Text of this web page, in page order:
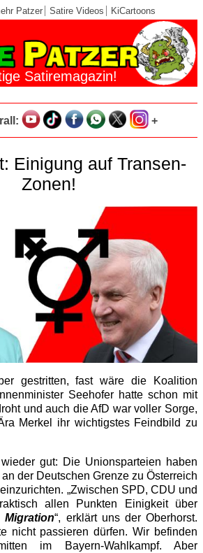
Patzer Satire Videos KiCartoons
Satiremagazin!
+
Einigung auf Transen-
Zonen!
gestritten, fast wäre die Koalition
Seehofer hatte schon mit
und auch die AfD war voller Sorge,
Merkel ihr wichtigstes Feindbild zu
gut: Die Unionsparteien haben
der Deutschen Grenze zu Österreich
„Zwischen SPD, CDU und
allen Punkten Einigkeit über
Migration“, erklärt uns der Oberhorst.
nicht passieren dürfen. Wir befinden
im Bayern-Wahlkampf. Aber